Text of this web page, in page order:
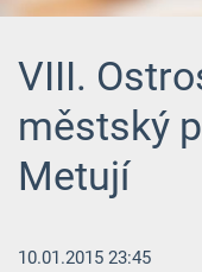
VIII.
městský
Metují
10.01.2015 23:45